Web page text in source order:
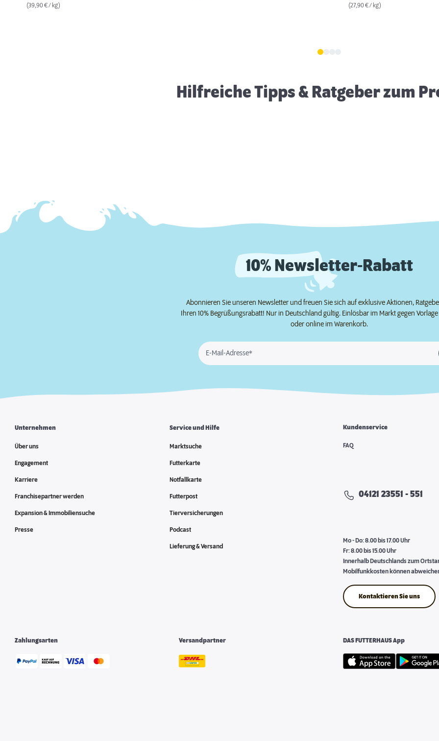
(39,90 € / kg) (27,90 € / kg)
Hilfreiche Tipps & Ratgeber zum
10% Newsletter-Rabatt
Abonnieren Sie unseren Newsletter und freuen Sie sich auf exklusive Aktionen,
Ihren 10% Begrüßungsrabatt! Nur in Deutschland gültig. Einlösbar im Markt gegen
oder online im Warenkorb.
E-Mail-Adresse*
Unternehmen
Über uns
Engagement
Karriere
Franchisepartner werden
Expansion & Immobiliensuche
Presse
Service und Hilfe
Marktsuche
Futterkarte
Notfallkarte
Futterpost
Tierversicherungen
Podcast
Lieferung & Versand
Kundenservice
FAQ
04121 23551 - 551
Mo - Do: 8.00 bis 17.00 Uhr
Fr: 8.00 bis 15.00 Uhr
Innerhalb Deutschlands zum
Mobilfunkkosten können
Kontaktieren Sie uns
Zahlungsarten Versandpartner DAS FUTTERHAUS App